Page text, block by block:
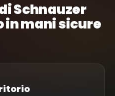
Schnauzer
in mani sicure